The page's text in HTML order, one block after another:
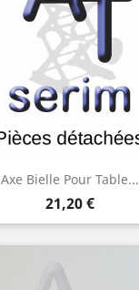
Axe Bielle Pour Table...
Preis
21,20 €